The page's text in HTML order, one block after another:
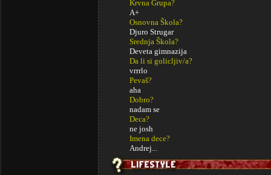
Krvna Grupa?
A+
Osnovna Škola?
Djuro Strugar
Srednja Škola?
Deveta gimnazija
Da li si golicljiv/a?
vrrrlo
Pevaš?
aha
Dobro?
nadam se
Deca?
ne josh
Imena dece?
Andrej...